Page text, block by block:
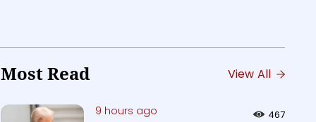
Most Read View All
9 hours ago 467